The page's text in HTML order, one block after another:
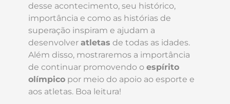
desse acontecimento, seu histórico,
importância e como as histórias de
superação inspiram e ajudam a
desenvolver atletas de todas as idades.
Além disso, mostraremos a importância
de continuar promovendo o espírito
olímpicopor meio do apoio ao esporte e
aos atletas. Boa leitura!